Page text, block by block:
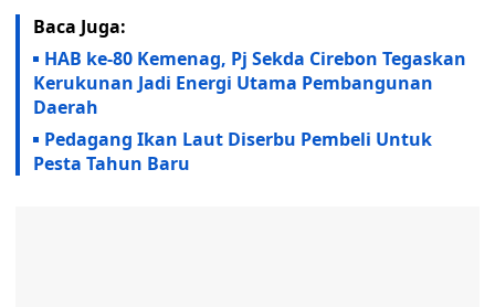
Baca Juga:
HAB ke-80 Kemenag, Pj Sekda Cirebon Tegaskan
Kerukunan Jadi Energi Utama Pembangunan
Daerah
Pedagang Ikan Laut Diserbu Pembeli Untuk
Pesta Tahun Baru